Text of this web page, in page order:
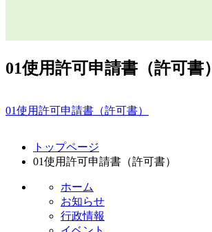
01使用許可申請書（許可書）
01使用許可申請書（許可書）
トップページ
01使用許可申請書（許可書）
ホーム
お知らせ
行政情報